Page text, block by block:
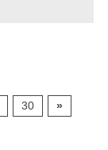
30 »